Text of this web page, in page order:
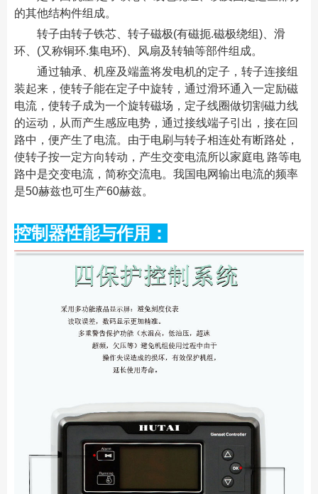
的其他结构件组成。
转子由转子铁芯、转子磁极(有磁扼.磁极绕组)、滑
环、(又称铜环.集电环)、风扇及转轴等部件组成。
通过轴承、机座及端盖将发电机的定子，转子连接组
装起来，使转子能在定子中旋转，通过滑环通入一定励磁
电流，使转子成为一个旋转磁场，定子线圈做切割磁力线
的运动，从而产生感应电势，通过接线端子引出，接在回
路中，便产生了电流。由于电刷与转子相连处有断路处，
使转子按一定方向转动，产生交变电流所以家庭电 路等电
路中是交变电流，简称交流电。我国电网输出电流的频率
是50赫兹也可生产60赫兹。
控制器性能与作用：